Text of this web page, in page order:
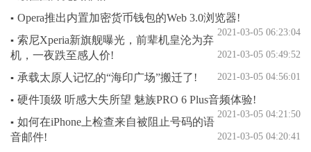
▪ Opera推出内置加密货币钱包的Web 3.0浏览器!
2021-03-05 06:23:04
▪ 索尼Xperia新旗舰曝光，前辈机皇沦为弃
机，一夜跌至感人价!
2021-03-05 05:49:52
▪ 承载太原人记忆的“海印广场”搬迁了! 2021-03-05 04:56:01
▪ 硬件顶级 听感大失所望 魅族PRO 6 Plus音频体验!
2021-03-05 04:21:50
▪ 如何在iPhone上检查来自被阻止号码的语
音邮件!
2021-03-05 04:20:41